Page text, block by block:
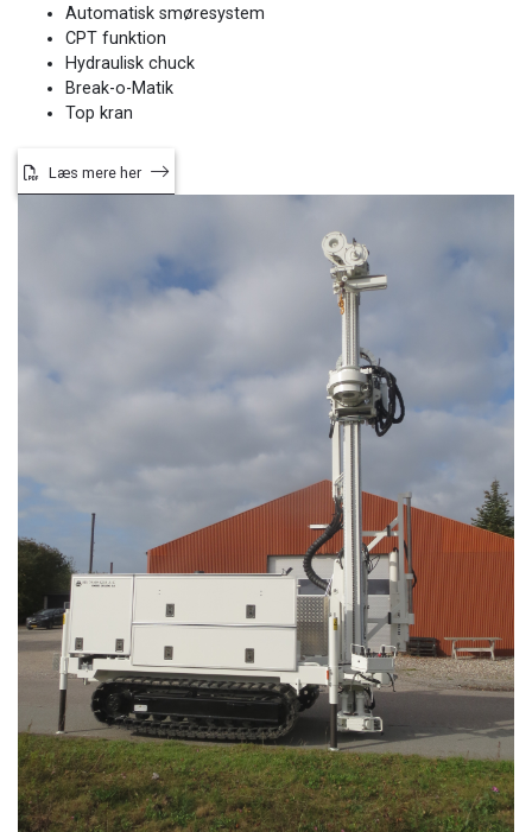
​Automatisk smøresystem
​CPT funktion
​Hydraulisk chuck
​Break-o-Matik
Top kran​
Læs mere her